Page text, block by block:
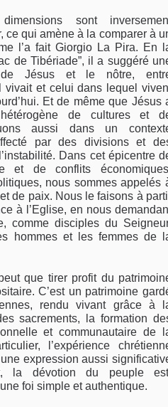
sont
ce qui amène à la comparer à
l’a fait Giorgio La Pira. En
de Tibériade”, il a suggéré
Jésus et le nôtre,
vivait et celui dans lequel
Et de même que Jésus
de cultures et
aussi dans un
par des divisions et
Dans cet épicentre
et de conflits
nous sommes appelés
de paix. Nous le faisons à
à l’Eglise, en nous
comme disciples du
hommes et les femmes de
que tirer profit du
C’est un patrimoine
rendu vivant grâce à
sacrements, la formation
et communautaire de
l’expérience
expression aussi
la dévotion du peuple
foi simple et authentique.